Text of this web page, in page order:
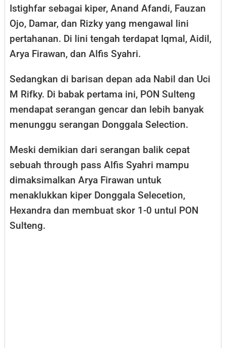
Istighfar sebagai kiper, Anand Afandi, Fauzan
Ojo, Damar, dan Rizky yang mengawal lini
pertahanan. Di lini tengah terdapat Iqmal, Aidil,
Arya Firawan, dan Alfis Syahri.
Sedangkan di barisan depan ada Nabil dan Uci
M Rifky. Di babak pertama ini, PON Sulteng
mendapat serangan gencar dan lebih banyak
menunggu serangan Donggala Selection.
Meski demikian dari serangan balik cepat
sebuah through pass Alfis Syahri mampu
dimaksimalkan Arya Firawan untuk
menaklukkan kiper Donggala Selecetion,
Hexandra dan membuat skor 1-0 untul PON
Sulteng.